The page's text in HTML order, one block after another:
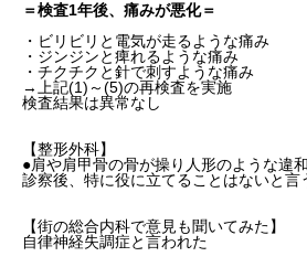
＝検査1年後、痛みが悪化＝
・ビリビリと電気が走るような痛み
・ジンジンと痺れるような痛み
・チクチクと針で刺すような痛み
→上記(1)～(5)の再検査を実施
検査結果は異常なし
【整形外科】
●肩や肩甲骨の骨が操り人形のような違
診察後、特に役に立てることはないと言
【街の総合内科で意見も聞いてみた】
自律神経失調症と言われた